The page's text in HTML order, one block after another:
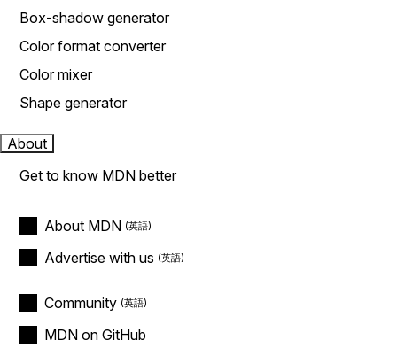
Box-shadow generator
Color format converter
Color mixer
Shape generator
About
Get to know MDN better
About MDN
Advertise with us
Community
MDN on GitHub